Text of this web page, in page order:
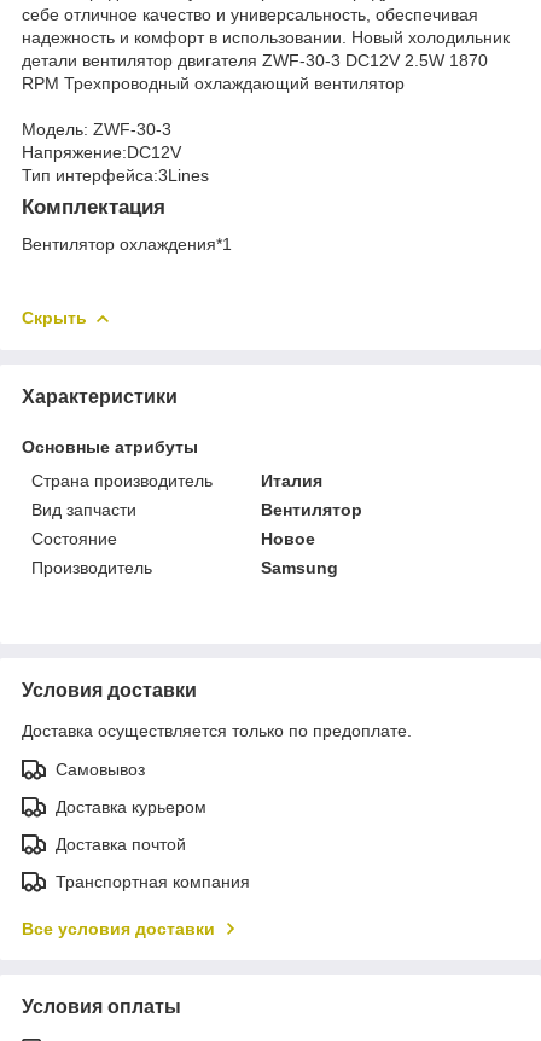
себе отличное качество и универсальность, обеспечивая
надежность и комфорт в использовании. Новый холодильник
детали вентилятор двигателя ZWF-30-3 DC12V 2.5W 1870
RPM Трехпроводный охлаждающий вентилятор
Модель: ZWF-30-3
Напряжение:DC12V
Тип интерфейса:3Lines
Комплектация
Вентилятор охлаждения*1
Скрыть
Характеристики
Основные атрибуты
Страна производитель
Италия
Вид запчасти
Вентилятор
Состояние
Новое
Производитель
Samsung
Условия доставки
Доставка осуществляется только по предоплате.
Самовывоз
Доставка курьером
Доставка почтой
Транспортная компания
Все условия доставки
Условия оплаты